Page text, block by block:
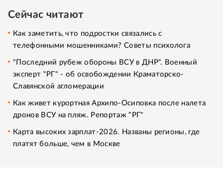
Сейчас читают
Как заметить, что подростки связались с
телефонными мошенниками? Советы психолога
"Последний рубеж обороны ВСУ в ДНР". Военный
эксперт "РГ" - об освобождении Краматорско-
Славянской агломерации
Как живет курортная Архипо-Осиповка после налета
дронов ВСУ на пляж. Репортаж "РГ"
Карта высоких зарплат-2026. Названы регионы, где
платят больше, чем в Москве